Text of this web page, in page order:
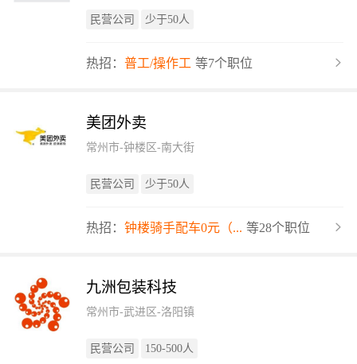
民营公司 少于50人
热招： 普工/操作工 等7个职位
美团外卖
常州市-钟楼区-南大街
民营公司 少于50人
热招： 钟楼骑手配车0元（... 等28个职位
九洲包装科技
常州市-武进区-洛阳镇
民营公司 150-500人